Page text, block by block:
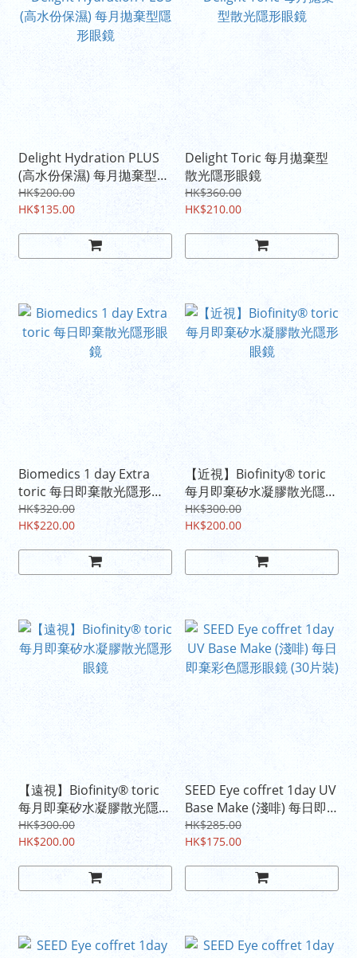
Delight Hydration PLUS
(高水份保濕) 每月拋棄型隱
形眼鏡
HK$200.00
HK$135.00
Delight Toric 每月拋棄型
散光隱形眼鏡
HK$360.00
HK$210.00
Biomedics 1 day Extra
toric 每日即棄散光隱形眼
鏡
HK$320.00
HK$220.00
【近視】Biofinity® toric
每月即棄矽水凝膠散光隱形
眼鏡
HK$300.00
HK$200.00
【遠視】Biofinity® toric
每月即棄矽水凝膠散光隱形
眼鏡
HK$300.00
HK$200.00
SEED Eye coffret 1day UV
Base Make (淺啡) 每日即
棄彩色隱形眼鏡 (30片裝)
HK$285.00
HK$175.00